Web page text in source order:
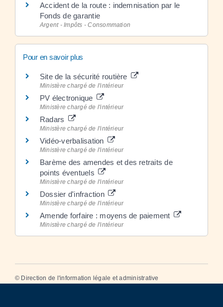
Accident de la route : indemnisation par le
Fonds de garantie
Argent - Impôts - Consommation
Pour en savoir plus
Site de la sécurité routière
Ministère chargé de l'intérieur
PV électronique
Ministère chargé de l'intérieur
Radars
Ministère chargé de l'intérieur
Vidéo-verbalisation
Ministère chargé de l'intérieur
Barème des amendes et des retraits de
points éventuels
Ministère chargé de l'intérieur
Dossier d'infraction
Ministère chargé de l'intérieur
Amende forfaire : moyens de paiement
Ministère chargé de l'intérieur
© Direction de l'information légale et administrative